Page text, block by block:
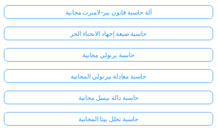
لا
توجد
أسئلة
بعد
اطرح
سؤالك
الأول
آلة حاسبة قانون بير-لامبرت مجانية
حاسبة صيغة إجهاد الانحناء الحر
حاسبة برنولي مجانية
حاسبة معادلة بيرنولي المجانية
حاسبة دالة بيسل مجانية
حاسبة تحلل بيتا المجانية